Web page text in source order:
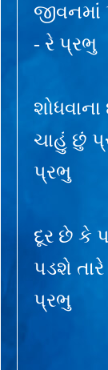
જીવનમાં
- રે પ્રભુ
ચાહું છું
પ્રભુ
દૂર છે કે
પડશે તારે
પ્રભુ